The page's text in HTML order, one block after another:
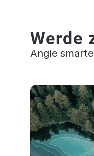
Werde
Angle